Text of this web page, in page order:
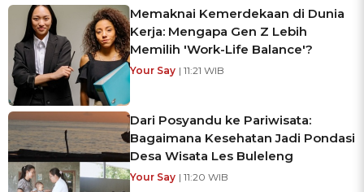
Memaknai Kemerdekaan di Dunia
Kerja: Mengapa Gen Z Lebih
Memilih 'Work-Life Balance'?
Your Say | 11:21 WIB
Dari Posyandu ke Pariwisata:
Bagaimana Kesehatan Jadi Pondasi
Desa Wisata Les Buleleng
Your Say | 11:20 WIB